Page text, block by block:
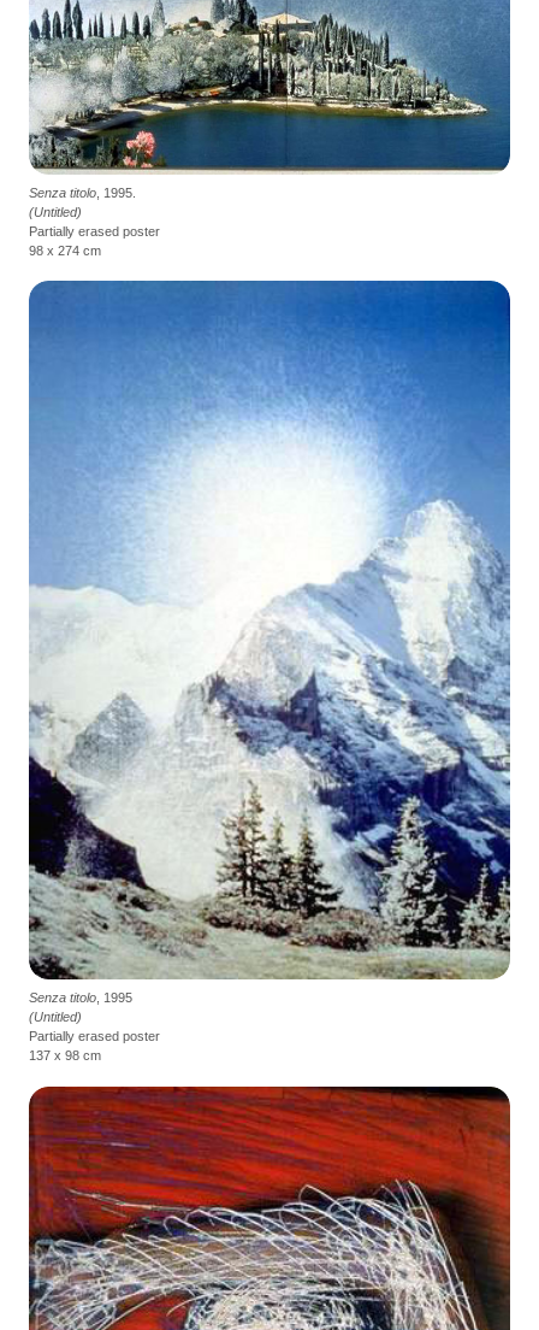
Senza titolo , 1995.
(Untitled)
Partially erased poster
98 x 274 cm
Senza titolo , 1995
(Untitled)
Partially erased poster
137 x 98 cm